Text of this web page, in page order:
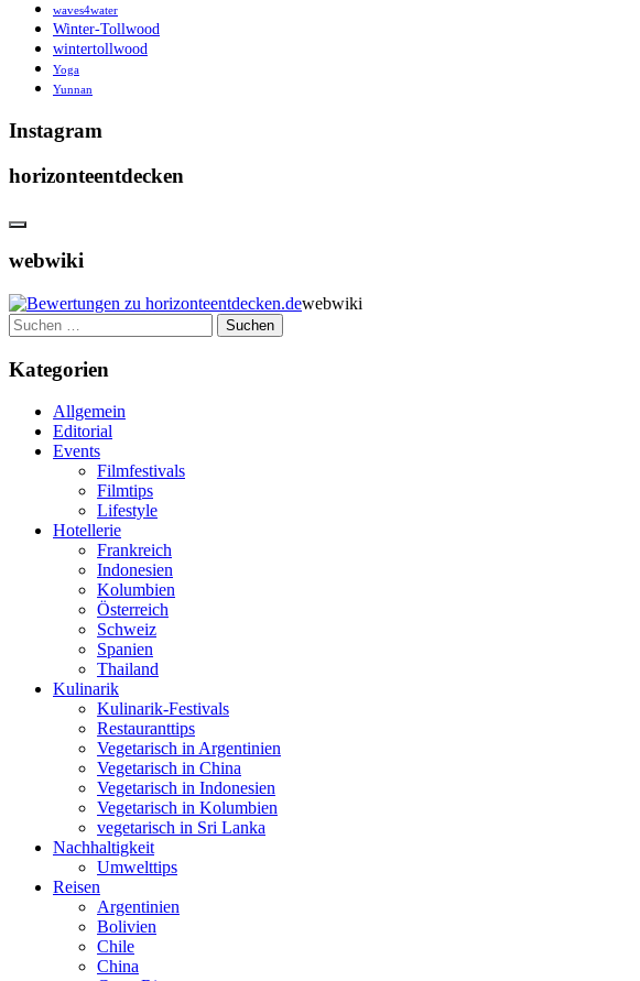
waves4water
Winter-Tollwood
wintertollwood
Yoga
Yunnan
Instagram
horizonteentdecken
webwiki
webwiki
Suchen
nach:
Kategorien
Allgemein
Editorial
Events
Filmfestivals
Filmtips
Lifestyle
Hotellerie
Frankreich
Indonesien
Kolumbien
Österreich
Schweiz
Spanien
Thailand
Kulinarik
Kulinarik-Festivals
Restauranttips
Vegetarisch in Argentinien
Vegetarisch in China
Vegetarisch in Indonesien
Vegetarisch in Kolumbien
vegetarisch in Sri Lanka
Nachhaltigkeit
Umwelttips
Reisen
Argentinien
Bolivien
Chile
China